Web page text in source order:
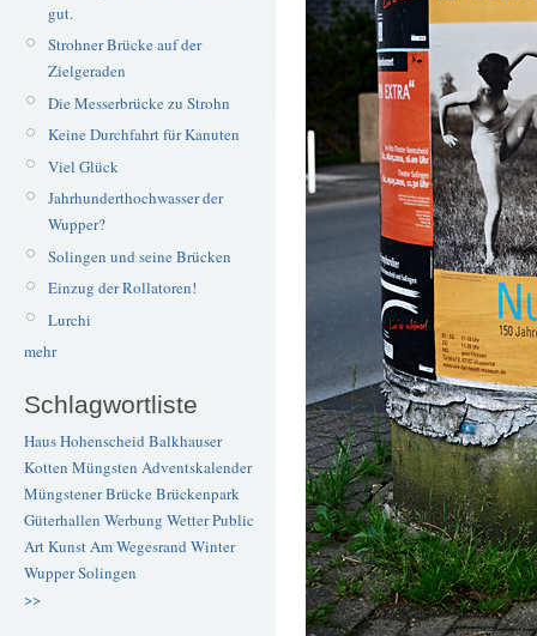
gut.
Strohner Brücke auf der
Zielgeraden
Die Messerbrücke zu Strohn
Keine Durchfahrt für Kanuten
Viel Glück
Jahrhunderthochwasser der
Wupper?
Solingen und seine Brücken
Einzug der Rollatoren!
Lurchi
mehr
Schlagwortliste
Haus Hohenscheid Balkhauser
Kotten Müngsten Adventskalender
Müngstener BrückeBrückenpark
Güterhallen Werbung WetterPublic
ArtKunstAm Wegesrand Winter
WupperSolingen
>>